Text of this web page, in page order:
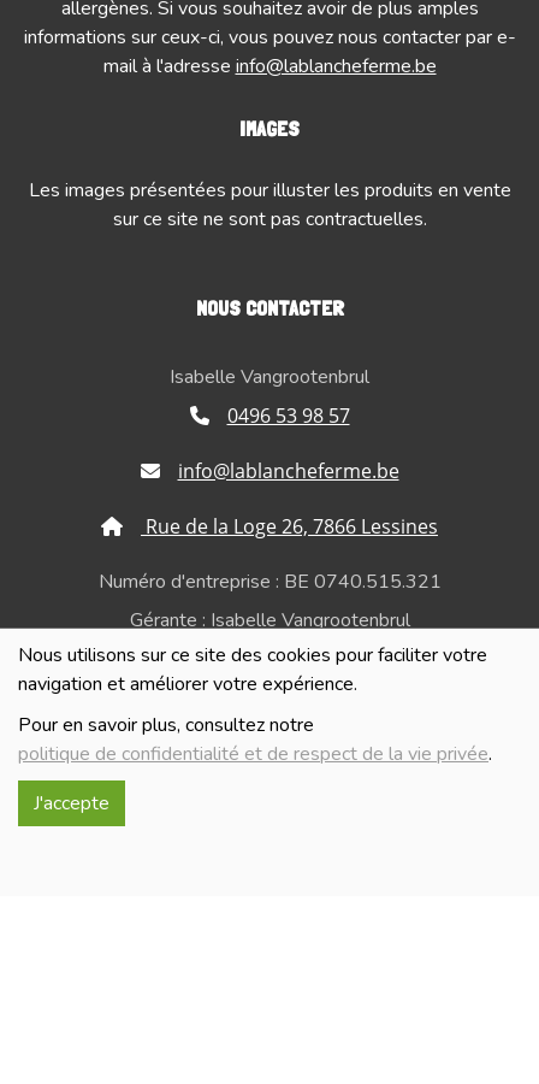
Nous utilisons sur ce site des cookies pour faciliter votre
navigation et améliorer votre expérience.
Pour en savoir plus, consultez notre
politique de confidentialité et de respect de la vie privée.
J'accepte
allergènes. Si vous souhaitez avoir de plus amples
informations sur ceux-ci, vous pouvez nous contacter par e-
mail à l'adresse info@lablancheferme.be
IMAGES
Les images présentées pour illuster les produits en vente
sur ce site ne sont pas contractuelles.
NOUS CONTACTER
Isabelle Vangrootenbrul
0496 53 98 57
info@lablancheferme.be
Rue de la Loge 26, 7866 Lessines
Numéro d'entreprise : BE 0740.515.321
Gérante : Isabelle Vangrootenbrul
Politique de confidentialité et de respect de la vie
privée